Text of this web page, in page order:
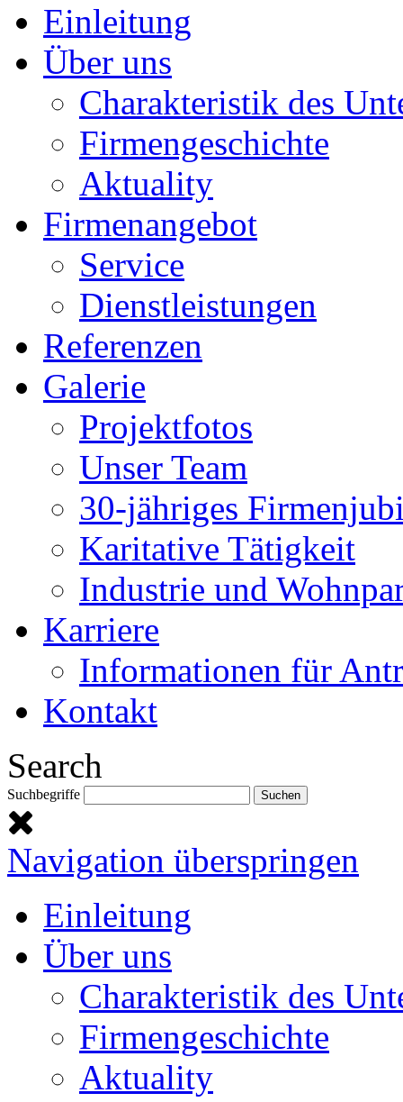
Einleitung
Über uns
Charakteristik des
Firmengeschichte
Aktuality
Firmenangebot
Service
Dienstleistungen
Referenzen
Galerie
Projektfotos
Unser Team
30-jähriges
Karitative Tätigkeit
Industrie und
Karriere
Informationen für
Kontakt
Search
Suchbegriffe
Navigation überspringen
Einleitung
Über uns
Charakteristik des
Firmengeschichte
Aktuality